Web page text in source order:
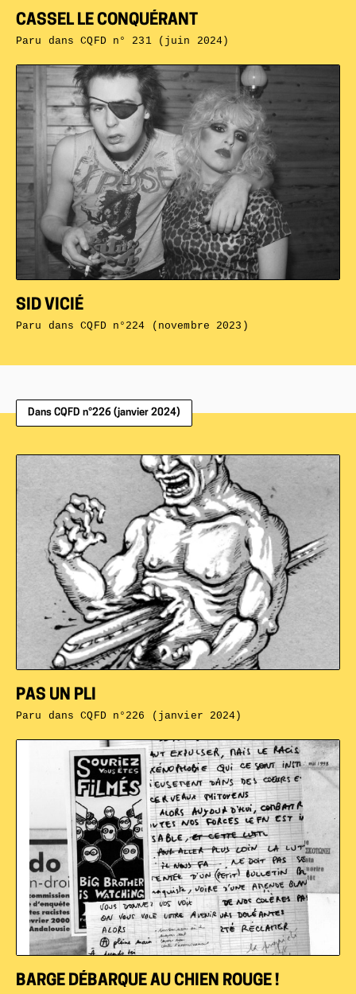
SID VICIÉ
Paru dansCQFD n°224 (novembre 2023)
CASSEL LE CONQUÉRANT
Paru dansCQFD n° 231 (juin 2024)
Dans CQFD n°226 (janvier 2024)
BARGE DÉBARQUE AU CHIEN ROUGE !
PAS UN PLI
Paru dansCQFD n°226 (janvier 2024)